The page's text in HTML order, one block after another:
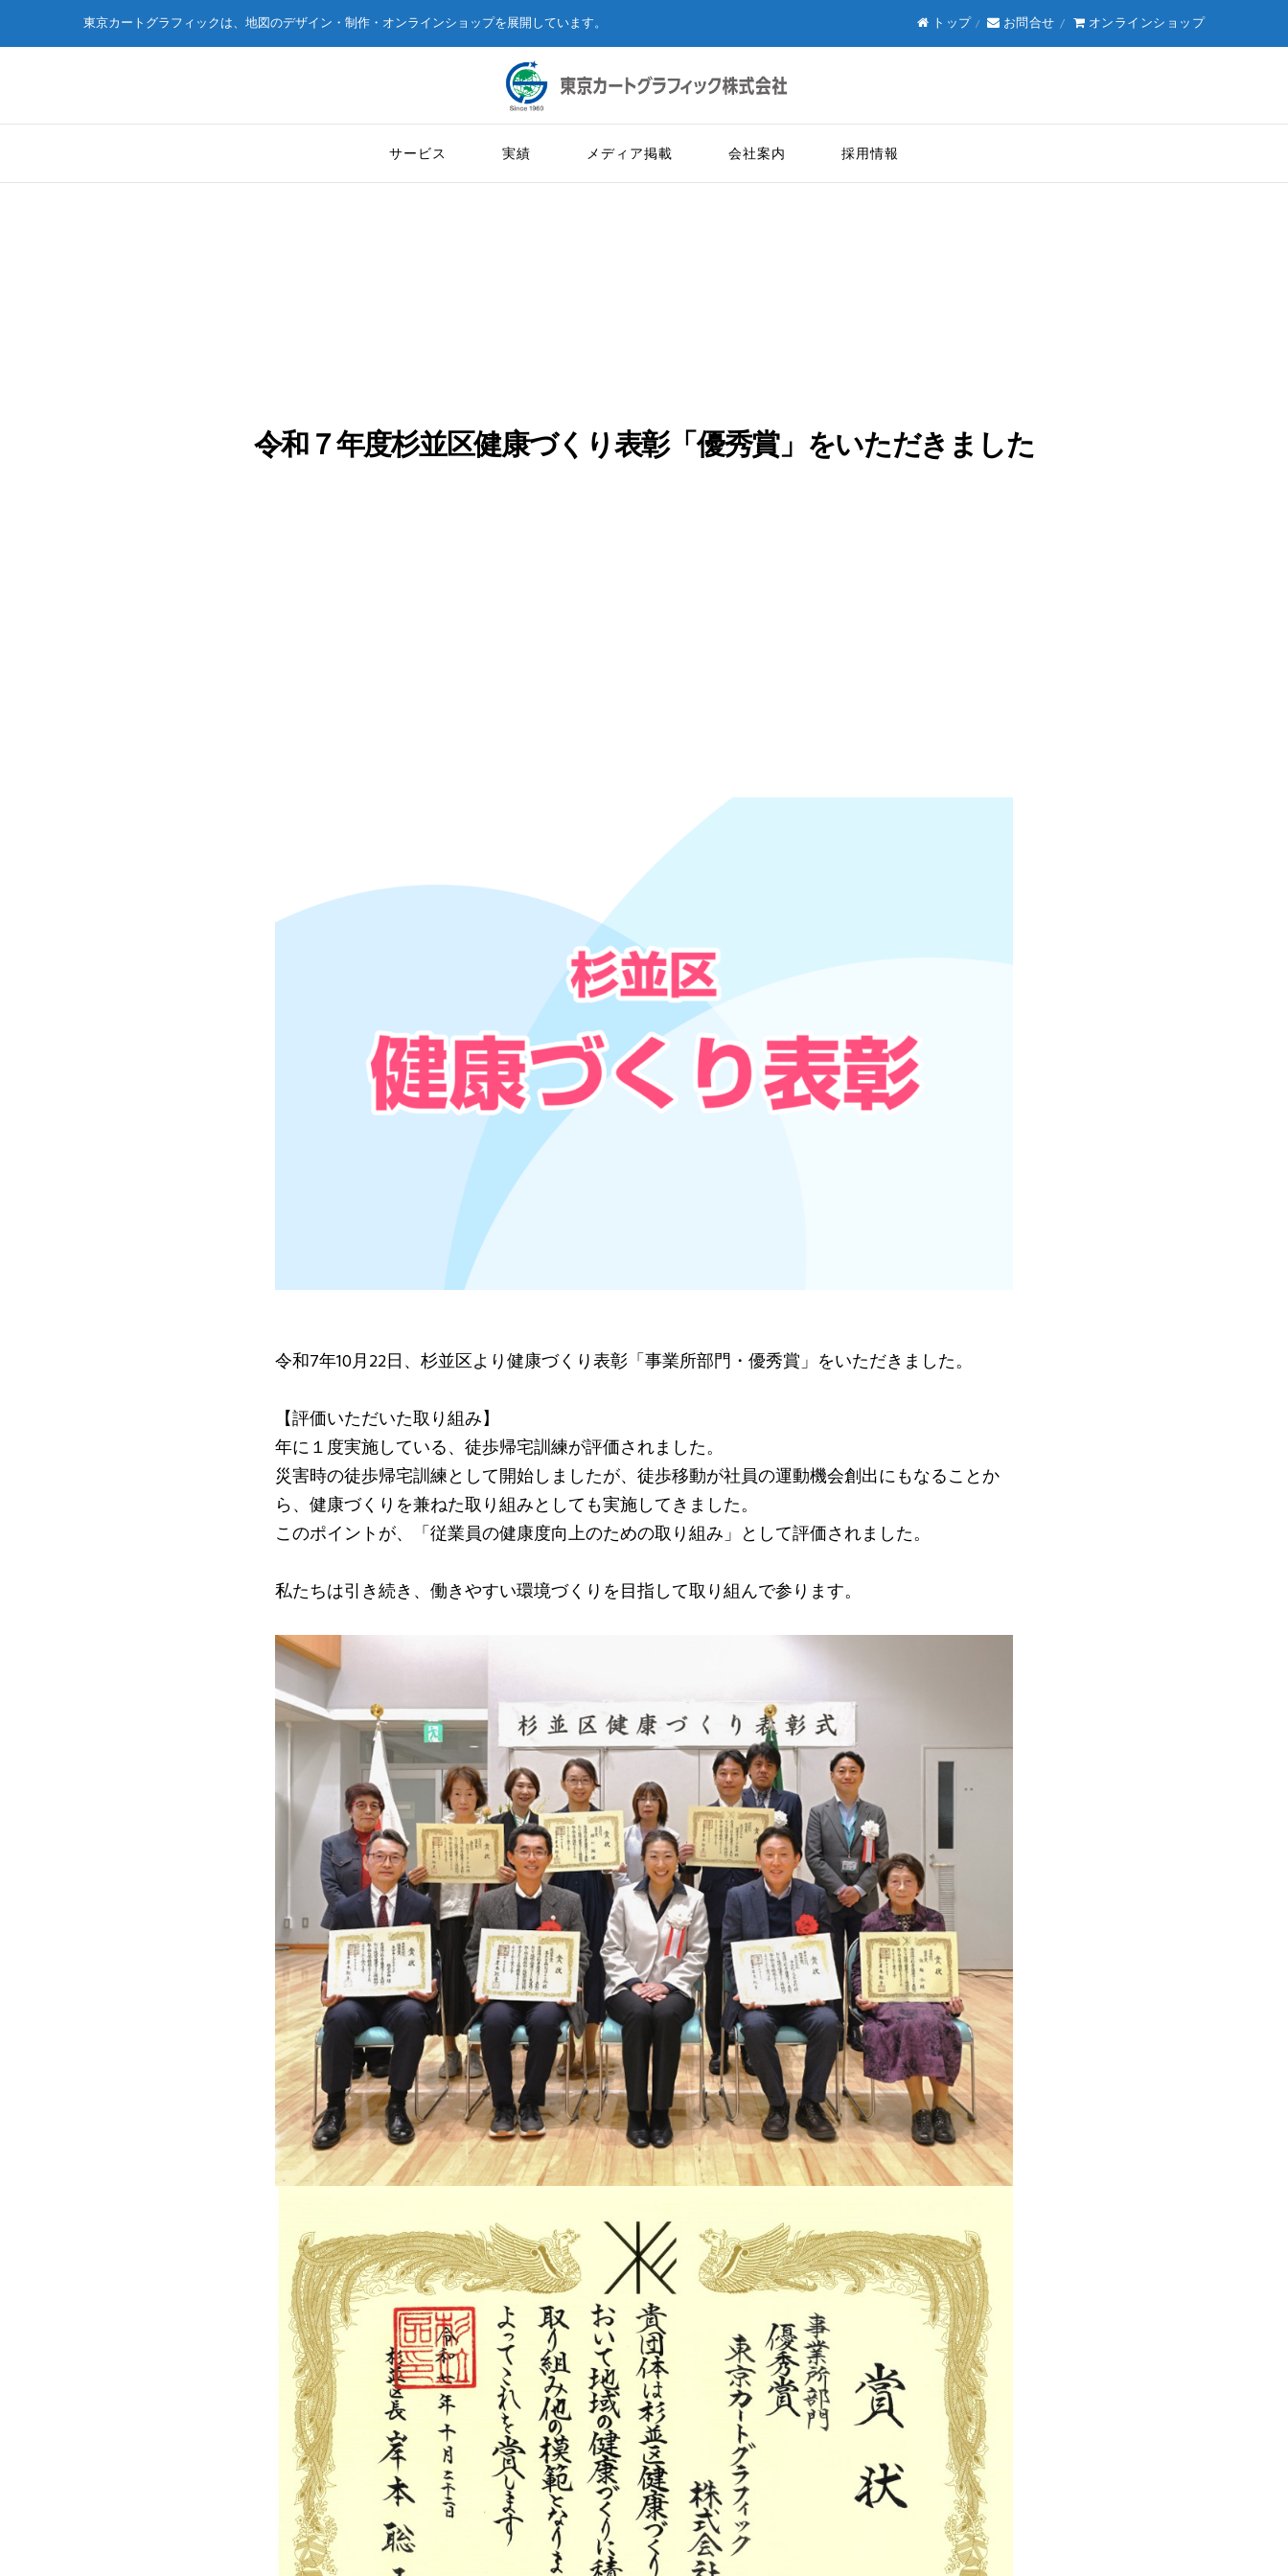
東京カートグラフィックは、地図のデザイン・制作・オンラインショップを展開しています。 トップ お問合せ オンラインショップ
サービス 実績 メディア掲載 会社案内 採用情報
令和７年度杉並区健康づくり表彰「優秀賞」をいただきました
令和7年10月22日、杉並区より健康づくり表彰「事業所部門・優秀賞」をいただきました。
【評価いただいた取り組み】
年に１度実施している、徒歩帰宅訓練が評価されました。
災害時の徒歩帰宅訓練として開始しましたが、徒歩移動が社員の運動機会創出にもなることか
ら、健康づくりを兼ねた取り組みとしても実施してきました。
このポイントが、「従業員の健康度向上のための取り組み」として評価されました。
私たちは引き続き、働きやすい環境づくりを目指して取り組んで参ります。